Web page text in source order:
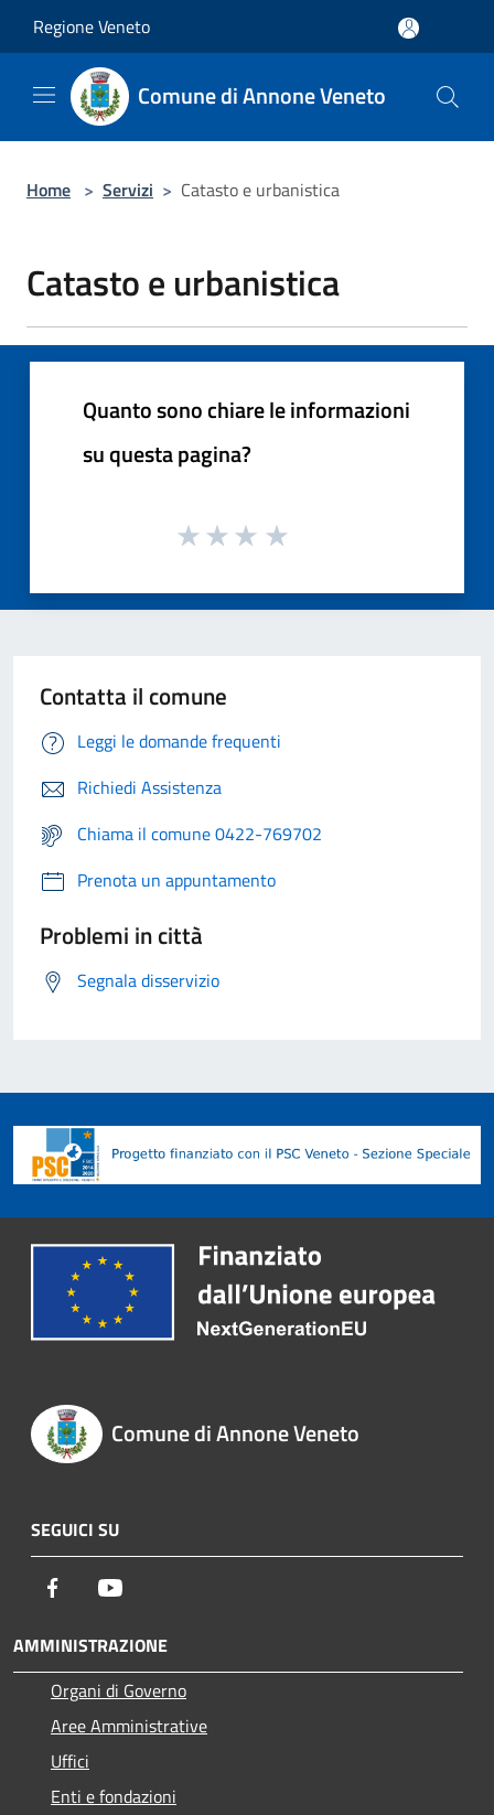
Regione Veneto
Comune di Annone Veneto
Home > Servizi > Catasto e urbanistica
Catasto e urbanistica
Quanto sono chiare le informazioni
su questa pagina?
Contatta il comune
Leggi le domande frequenti
Richiedi Assistenza
Chiama il comune 0422-769702
Prenota un appuntamento
Problemi in città
Segnala disservizio
Comune di Annone Veneto
SEGUICI SU
Facebook
AMMINISTRAZIONE
Organi di Governo
Aree Amministrative
Uffici
Enti e fondazioni